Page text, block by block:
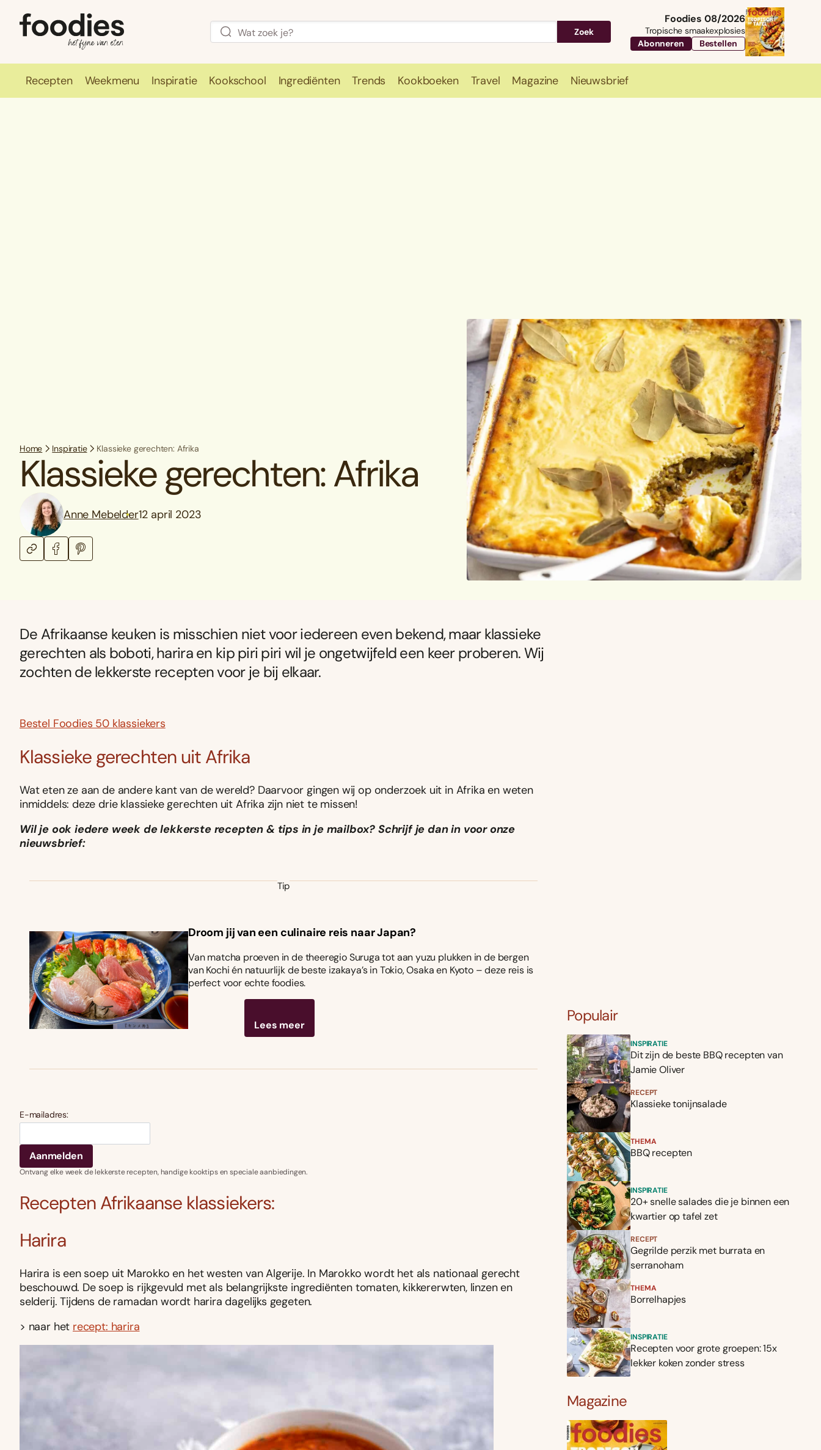
Zoek
Foodies 08/2026
Tropische smaakexplosies
Abonneren
Bestellen
Recepten Weekmenu Inspiratie Kookschool Ingrediënten Trends Kookboeken Travel Magazine Nieuwsbrief
Home Inspiratie Klassieke gerechten: Afrika
Klassieke gerechten: Afrika
Anne Mebelder12 april 2023
De Afrikaanse keuken is misschien niet voor iedereen even bekend, maar klassieke
gerechten als boboti, harira en kip piri piri wil je ongetwijfeld een keer proberen. Wij
zochten de lekkerste recepten voor je bij elkaar.
Bestel Foodies 50 klassiekers
Klassieke gerechten uit Afrika
Wat eten ze aan de andere kant van de wereld? Daarvoor gingen wij op onderzoek uit in Afrika en weten
inmiddels: deze drie klassieke gerechten uit Afrika zijn niet te missen!
Wil je ook iedere week de lekkerste recepten & tips in je mailbox? Schrijf je dan in voor onze
nieuwsbrief:
Tip
Droom jij van een culinaire reis naar Japan?
Van matcha proeven in de theeregio Suruga tot aan yuzu plukken in de bergen
van Kochi én natuurlijk de beste izakaya’s in Tokio, Osaka en Kyoto – deze reis is
perfect voor echte foodies.
Lees meer
E-mailadres:
Ontvang elke week de lekkerste recepten, handige kooktips en speciale aanbiedingen.
Recepten Afrikaanse klassiekers:
Harira
Harira is een soep uit Marokko en het westen van Algerije. In Marokko wordt het als nationaal gerecht
beschouwd. De soep is rijkgevuld met als belangrijkste ingrediënten tomaten, kikkererwten, linzen en
selderij. Tijdens de ramadan wordt harira dagelijks gegeten.
> naar het recept: harira
Populair
INSPIRATIE
Dit zijn de beste BBQ recepten van
Jamie Oliver
RECEPT
Klassieke tonijnsalade
THEMA
BBQ recepten
INSPIRATIE
20+ snelle salades die je binnen een
kwartier op tafel zet
RECEPT
Gegrilde perzik met burrata en
serranoham
THEMA
Borrelhapjes
INSPIRATIE
Recepten voor grote groepen: 15x
lekker koken zonder stress
Magazine